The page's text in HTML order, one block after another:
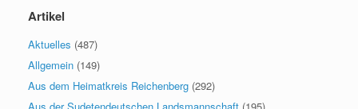
Artikel
Aktuelles (487)
Allgemein (149)
Aus dem Heimatkreis Reichenberg (292)
Aus der Sudetendeutschen Landsmannschaft (195)